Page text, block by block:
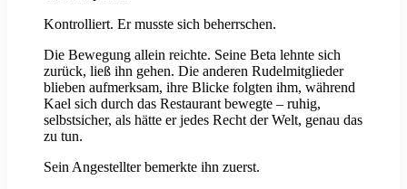
Kontrolliert. Er musste sich beherrschen.
Die Bewegung allein reichte. Seine Beta lehnte sich
zurück, ließ ihn gehen. Die anderen Rudelmitglieder
blieben aufmerksam, ihre Blicke folgten ihm, während
Kael sich durch das Restaurant bewegte – ruhig,
selbstsicher, als hätte er jedes Recht der Welt, genau das
zu tun.
Sein Angestellter bemerkte ihn zuerst.